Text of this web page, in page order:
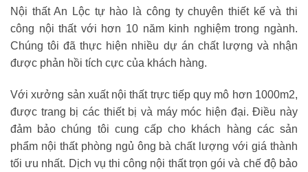
Nội thất An Lộc tự hào là công ty chuyên thiết kế và thi
công nội thất với hơn 10 năm kinh nghiệm trong ngành.
Chúng tôi đã thực hiện nhiều dự án chất lượng và nhận
được phản hồi tích cực của khách hàng.
Với xưởng sản xuất nội thất trực tiếp quy mô hơn 1000m2,
được trang bị các thiết bị và máy móc hiện đại. Điều này
đảm bảo chúng tôi cung cấp cho khách hàng các sản
phẩm nội thất phòng ngủ ông bà chất lượng với giá thành
tối ưu nhất. Dịch vụ thi công nội thất trọn gói và chế độ bảo